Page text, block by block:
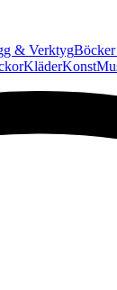
& Verktyg
KläderKonst